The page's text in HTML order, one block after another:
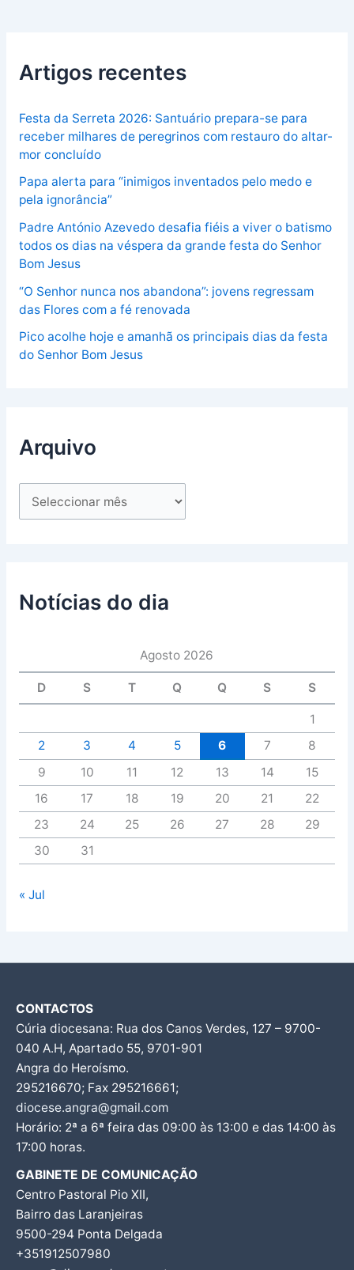
Artigos recentes
Festa da Serreta 2026: Santuário prepara-se para
receber milhares de peregrinos com restauro do altar-
mor concluído
Papa alerta para “inimigos inventados pelo medo e
pela ignorância”
Padre António Azevedo desafia fiéis a viver o batismo
todos os dias na véspera da grande festa do Senhor
Bom Jesus
“O Senhor nunca nos abandona”: jovens regressam
das Flores com a fé renovada
Pico acolhe hoje e amanhã os principais dias da festa
do Senhor Bom Jesus
Arquivo
Notícias do dia
Agosto 2026
D S T Q Q S S
1
2
3 4 5 6 7
8
9
10 11 12 13 14
15
16
17 18 19 20 21
22
23
24 25 26 27 28
29
30
31
« Jul
CONTACTOS
Cúria diocesana: Rua dos Canos Verdes, 127 – 9700-
040 A.H, Apartado 55, 9701-901
Angra do Heroísmo.
295216670; Fax 295216661;
diocese.angra@gmail.com
Horário: 2ª a 6ª feira das 09:00 às 13:00 e das 14:00 às
17:00 horas.
GABINETE DE COMUNICAÇÃO
Centro Pastoral Pio XII,
Bairro das Laranjeiras
9500-294 Ponta Delgada
+351912507980